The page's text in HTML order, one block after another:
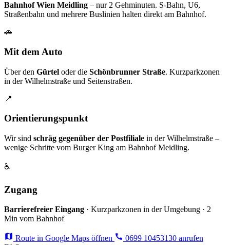
Bahnhof Wien Meidling – nur 2 Gehminuten. S-Bahn, U6,
Straßenbahn und mehrere Buslinien halten direkt am Bahnhof.
🚗
Mit dem Auto
Über den Gürtel oder die Schönbrunner Straße. Kurzparkzonen
in der Wilhelmstraße und Seitenstraßen.
📍
Orientierungspunkt
Wir sind schräg gegenüber der Postfiliale in der Wilhelmstraße –
wenige Schritte vom Burger King am Bahnhof Meidling.
♿
Zugang
Barrierefreier Eingang · Kurzparkzonen in der Umgebung · 2
Min vom Bahnhof
Route in Google Maps öffnen
0699 10453130 anrufen